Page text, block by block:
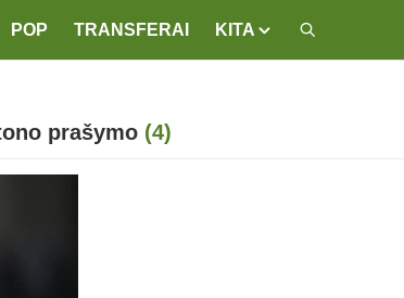
POP TRANSFERAI KITA
prašymo (4)